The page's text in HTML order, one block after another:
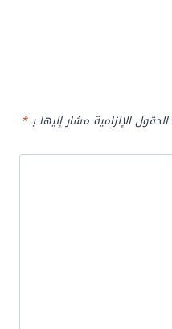
الحقول الإلزامية مشار إليها بـ*